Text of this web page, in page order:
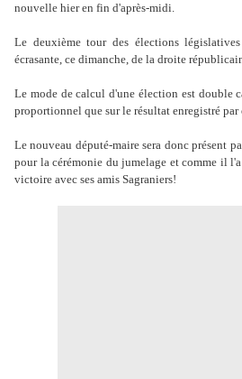
nouvelle hier en fin d'après-midi.
Le deuxième tour des élections
écrasante, ce dimanche, de la droite
Le mode de calcul d'une élection est double
proportionnel que sur le résultat enregistré
Le nouveau député-maire sera donc présent
pour la cérémonie du jumelage et comme il
victoire avec ses amis Sagraniers!